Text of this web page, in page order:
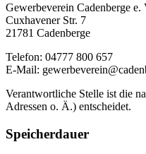
Gewerbeverein Cadenberge e.
Cuxhavener Str. 7
21781 Cadenberge
Telefon: 04777 800 657
E-Mail:
Verantwortliche Stelle ist die
Adressen o. Ä.) entscheidet.
Speicherdauer